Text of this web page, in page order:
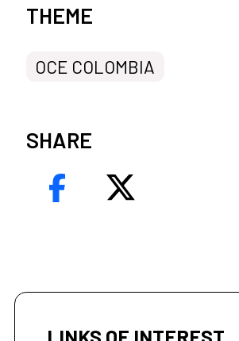
News categories
THEME
OCE COLOMBIA
SHARE